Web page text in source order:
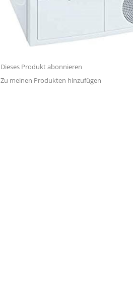
Dieses Produkt abonnieren
Zu meinen Produkten hinzufügen